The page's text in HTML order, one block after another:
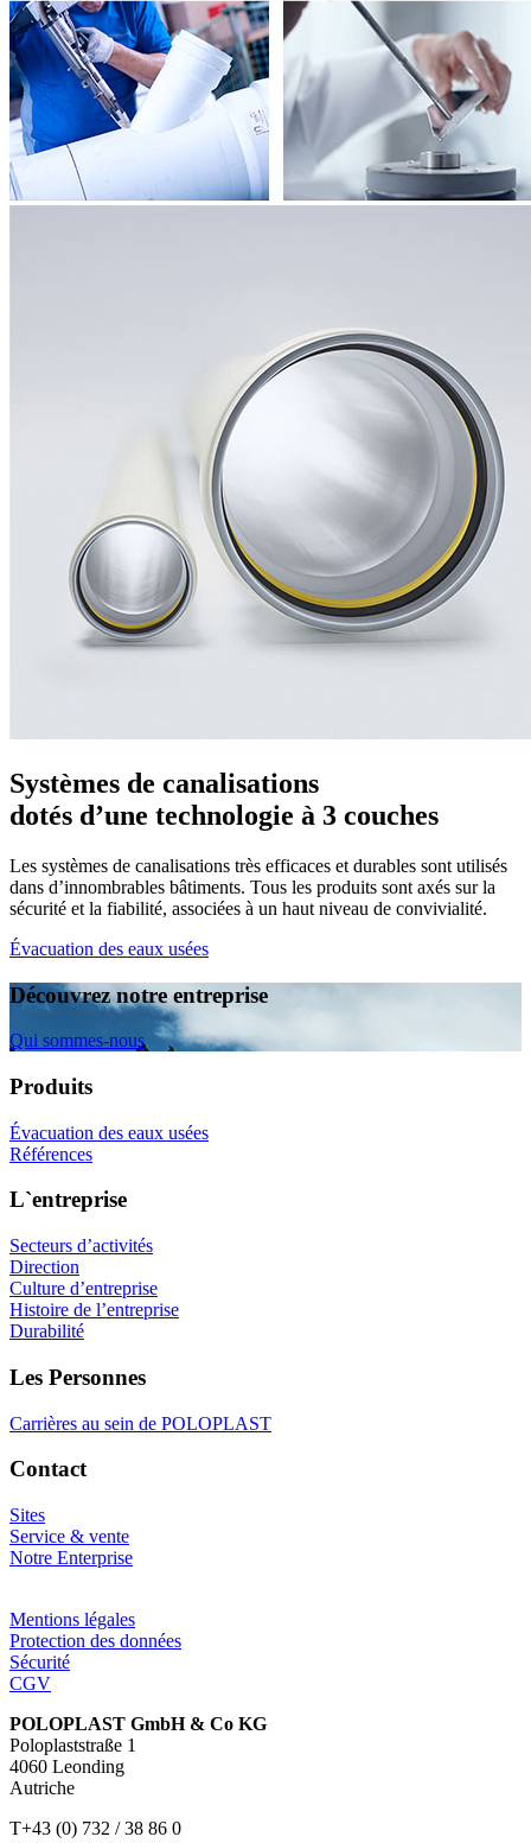
Systèmes de canalisations
dotés d’une technologie à 3 couches
Les systèmes de canalisations très efficaces et durables sont utilisés
dans d’innombrables bâtiments. Tous les produits sont axés sur la
sécurité et la fiabilité, associées à un haut niveau de convivialité.
Évacuation des eaux usées
Découvrez notre entreprise
Qui sommes-nous
Produits
Évacuation des eaux usées
Références
L`entreprise
Secteurs d’activités
Direction
Culture d’entreprise
Histoire de l’entreprise
Durabilité
Les Personnes
Carrières au sein de POLOPLAST
Contact
Sites
Service & vente
Notre Enterprise
Mentions légales
Protection des données
Sécurité
CGV
POLOPLAST GmbH & Co KG
Poloplaststraße 1
4060 Leonding
Autriche
T+43 (0) 732 / 38 86 0